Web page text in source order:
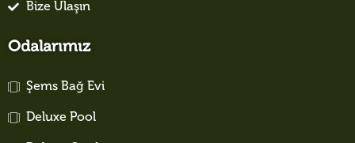
Bize Ulaşın
Odalarımız
Şems Bağ Evi
Deluxe Pool